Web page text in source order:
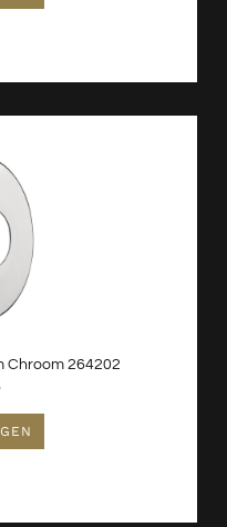
Chroom 264202